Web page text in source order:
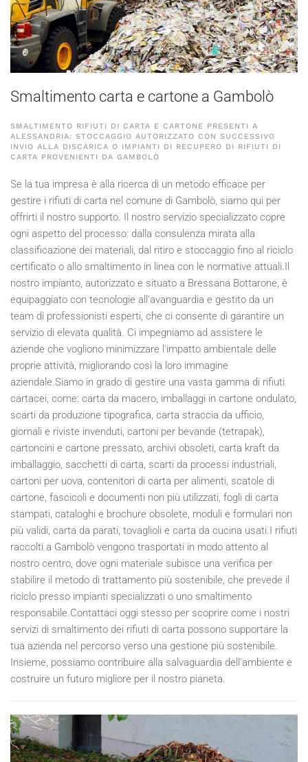
Smaltimento carta e cartone a Gambolò
SMALTIMENTO RIFIUTI DI CARTA E CARTONE PRESENTI A
ALESSANDRIA: STOCCAGGIO AUTORIZZATO CON SUCCESSIVO
INVIO ALLA DISCARICA O IMPIANTI DI RECUPERO DI RIFIUTI DI
CARTA PROVENIENTI DA GAMBOLÒ
Se la tua impresa è alla ricerca di un metodo efficace per
gestire i rifiuti di carta nel comune di Gambolò, siamo qui per
offrirti il nostro supporto. Il nostro servizio specializzato copre
ogni aspetto del processo: dalla consulenza mirata alla
classificazione dei materiali, dal ritiro e stoccaggio fino al riciclo
certificato o allo smaltimento in linea con le normative attuali.Il
nostro impianto, autorizzato e situato a Bressana Bottarone, è
equipaggiato con tecnologie all'avanguardia e gestito da un
team di professionisti esperti, che ci consente di garantire un
servizio di elevata qualità. Ci impegniamo ad assistere le
aziende che vogliono minimizzare l'impatto ambientale delle
proprie attività, migliorando così la loro immagine
aziendale.Siamo in grado di gestire una vasta gamma di rifiuti
cartacei, come: carta da macero, imballaggi in cartone ondulato,
scarti da produzione tipografica, carta straccia da ufficio,
giornali e riviste invenduti, cartoni per bevande (tetrapak),
cartoncini e cartone pressato, archivi obsoleti, carta kraft da
imballaggio, sacchetti di carta, scarti da processi industriali,
cartoni per uova, contenitori di carta per alimenti, scatole di
cartone, fascicoli e documenti non più utilizzati, fogli di carta
stampati, cataloghi e brochure obsolete, moduli e formulari non
più validi, carta da parati, tovaglioli e carta da cucina usati.I rifiuti
raccolti a Gambolò vengono trasportati in modo attento al
nostro centro, dove ogni materiale subisce una verifica per
stabilire il metodo di trattamento più sostenibile, che prevede il
riciclo presso impianti specializzati o uno smaltimento
responsabile.Contattaci oggi stesso per scoprire come i nostri
servizi di smaltimento dei rifiuti di carta possono supportare la
tua azienda nel percorso verso una gestione più sostenibile.
Insieme, possiamo contribuire alla salvaguardia dell'ambiente e
costruire un futuro migliore per il nostro pianeta.